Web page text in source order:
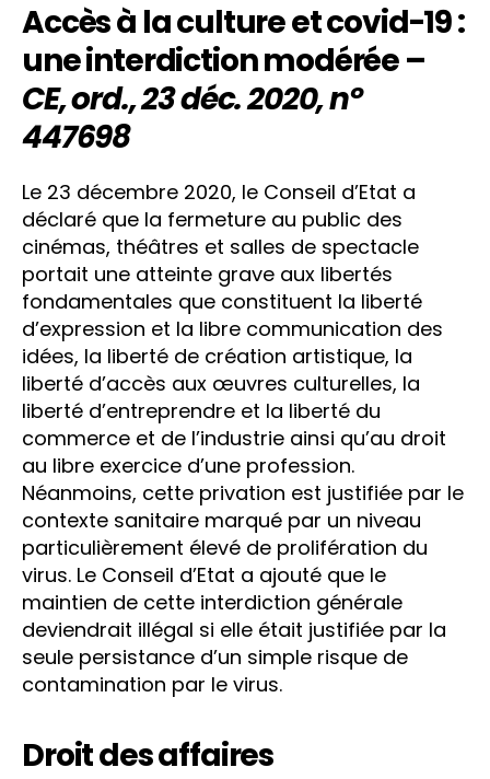
Accès à la culture et covid-19 :
une interdiction modérée –
CE, ord., 23 déc. 2020, n°
447698
Le 23 décembre 2020, le Conseil d’Etat a
déclaré que la fermeture au public des
cinémas, théâtres et salles de spectacle
portait une atteinte grave aux libertés
fondamentales que constituent la liberté
d’expression et la libre communication des
idées, la liberté de création artistique, la
liberté d’accès aux œuvres culturelles, la
liberté d’entreprendre et la liberté du
commerce et de l’industrie ainsi qu’au droit
au libre exercice d’une profession.
Néanmoins, cette privation est justifiée par le
contexte sanitaire marqué par un niveau
particulièrement élevé de prolifération du
virus. Le Conseil d’Etat a ajouté que le
maintien de cette interdiction générale
deviendrait illégal si elle était justifiée par la
seule persistance d’un simple risque de
contamination par le virus.
Droit des affaires